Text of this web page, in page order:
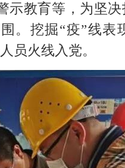
示教育等，为坚
。挖掘“疫”线表
员火线入党。